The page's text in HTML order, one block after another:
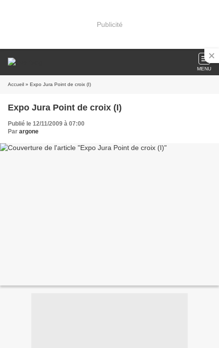
Publicité
MENU
Accueil » Expo Jura Point de croix (I)
Expo Jura Point de croix (I)
Publié le 12/11/2009 à 07:00
Par argone